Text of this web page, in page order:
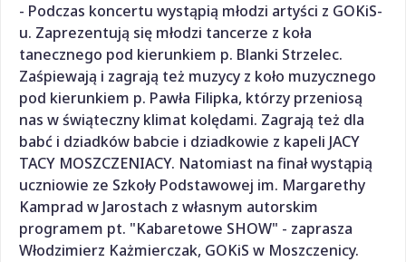
- Podczas koncertu wystąpią młodzi artyści z GOKiS-
u. Zaprezentują się młodzi tancerze z koła
tanecznego pod kierunkiem p. Blanki Strzelec.
Zaśpiewają i zagrają też muzycy z koło muzycznego
pod kierunkiem p. Pawła Filipka, którzy przeniosą
nas w świąteczny klimat kolędami. Zagrają też dla
babć i dziadków babcie i dziadkowie z kapeli JACY
TACY MOSZCZENIACY. Natomiast na finał wystąpią
uczniowie ze Szkoły Podstawowej im. Margarethy
Kamprad w Jarostach z własnym autorskim
programem pt. "Kabaretowe SHOW" - zaprasza
Włodzimierz Każmierczak, GOKiS w Moszczenicy.